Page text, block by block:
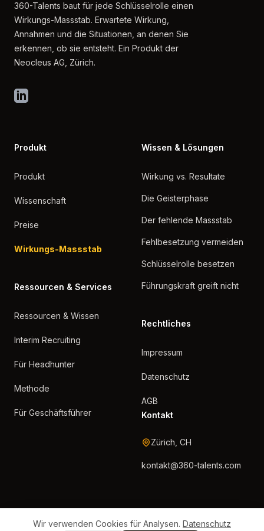
360-Talents baut für jede Schlüsselrolle einen
Wirkungs-Massstab. Erwartete Wirkung,
Annahmen und die Situationen, an denen Sie
erkennen, ob sie entsteht. Ein Produkt der
Neocleus AG, Zürich.
LinkedIn
Produkt
Produkt
Wissenschaft
Preise
Wirkungs-Massstab
Ressourcen & Services
Ressourcen & Wissen
Interim Recruiting
Für Headhunter
Methode
Für Geschäftsführer
Wissen & Lösungen
Wirkung vs. Resultate
Die Geisterphase
Der fehlende Massstab
Fehlbesetzung vermeiden
Schlüsselrolle besetzen
Führungskraft greift nicht
Rechtliches
Impressum
Datenschutz
AGB
Kontakt
Zürich, CH
kontakt@360-talents.com
Wir verwenden Cookies für Analysen. Datenschutz